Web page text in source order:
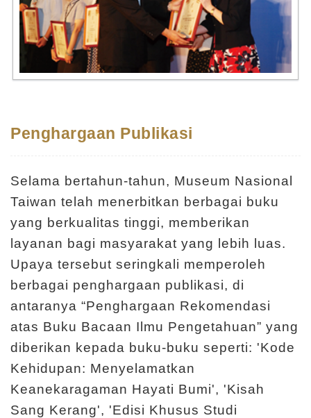
Penghargaan Publikasi
Selama bertahun-tahun, Museum Nasional
Taiwan telah menerbitkan berbagai buku
yang berkualitas tinggi, memberikan
layanan bagi masyarakat yang lebih luas.
Upaya tersebut seringkali memperoleh
berbagai penghargaan publikasi, di
antaranya “Penghargaan Rekomendasi
atas Buku Bacaan Ilmu Pengetahuan” yang
diberikan kepada buku-buku seperti: 'Kode
Kehidupan: Menyelamatkan
Keanekaragaman Hayati Bumi', 'Kisah
Sang Kerang', 'Edisi Khusus Studi